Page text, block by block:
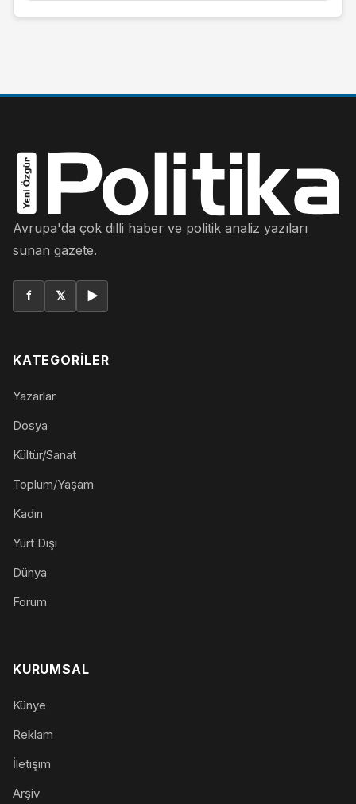
Avrupa'da çok dilli haber ve politik analiz yazıları
sunan gazete.
f 𝕏 ▶
KATEGORILER
Yazarlar
Dosya
Kültür/Sanat
Toplum/Yaşam
Kadın
Yurt Dışı
Dünya
Forum
KURUMSAL
Künye
Reklam
İletişim
Arşiv